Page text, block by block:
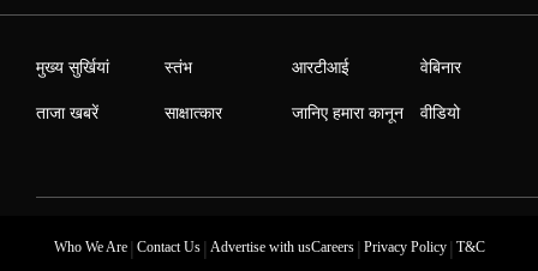
मुख्य सुर्खियां
ताजा खबरें
स्तंभ
साक्षात्कार
आरटीआई
जानिए हमारा कानून
वेबिनार
वीडियो
Who We Are| Contact Us| Advertise with usCareers| Privacy Policy| T&C